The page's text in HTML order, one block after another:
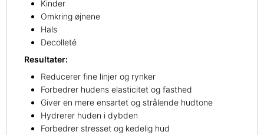
Kinder
Omkring øjnene
Hals
Decolleté
Resultater:
Reducerer fine linjer og rynker
Forbedrer hudens elasticitet og fasthed
Giver en mere ensartet og strålende hudtone
Hydrerer huden i dybden
Forbedrer stresset og kedelig hud